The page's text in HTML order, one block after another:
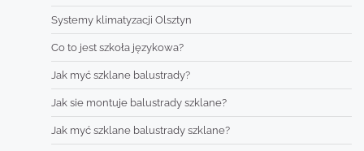
Systemy klimatyzacji Olsztyn
Co to jest szkoła językowa?
Jak myć szklane balustrady?
Jak sie montuje balustrady szklane?
Jak myć szklane balustrady szklane?